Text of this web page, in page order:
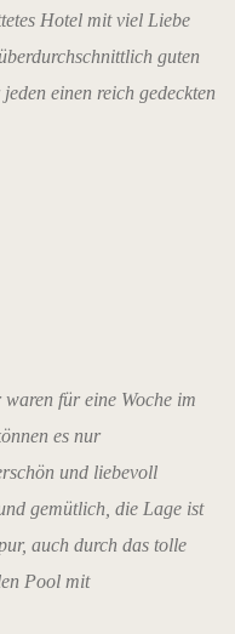
Hotel mit viel Liebe
guten
einen reich gedeckten
für eine Woche im
es nur
und liebevoll
gemütlich, die Lage ist
auch durch das tolle
Pool mit